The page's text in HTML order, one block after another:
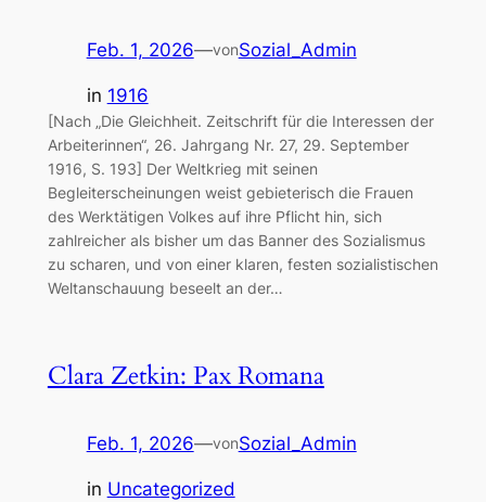
Feb. 1, 2026—vonSozial_Admin
in 1916
[Nach „Die Gleichheit. Zeitschrift für die Interessen der
Arbeiterinnen“, 26. Jahrgang Nr. 27, 29. September
1916, S. 193] Der Weltkrieg mit seinen
Begleiterscheinungen weist gebieterisch die Frauen
des Werktätigen Volkes auf ihre Pflicht hin, sich
zahlreicher als bisher um das Banner des Sozialismus
zu scharen, und von einer klaren, festen sozialistischen
Weltanschauung beseelt an der…
Clara Zetkin: Pax Romana
Feb. 1, 2026—vonSozial_Admin
in Uncategorized